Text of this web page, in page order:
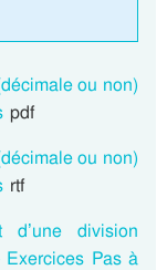
ou non)
pdf
ou non)
rtf
d’une division
Pas à